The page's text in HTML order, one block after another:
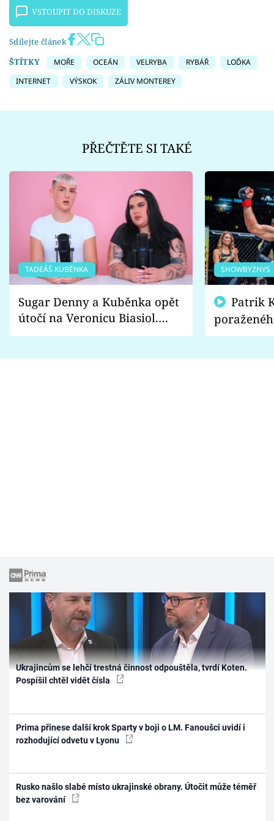
VSTOUPIT DO DISKUZE
Sdílejte článek
ŠTÍTKY
MOŘE OCEÁN VELRYBA RYBÁŘ
LOĎKA
INTERNET
VÝSKOK ZÁLIV MONTEREY
PŘEČTĚTE SI TAKÉ
TADEÁŠ KUBĚNKA
Sugar Denny a Kuběnka opět
útočí na Veronicu Biasiol.
Proč je podle nich falešná a
SHOWBYZNYS
fanoušci
Ukrajincům se lehčí trestná činnost odpouštěla, tvrdí Koten.
Pospíšil chtěl vidět čísla
Prima přinese další krok Sparty v boji o LM. Fanoušci uvidí i
rozhodující odvetu v Lyonu
Rusko našlo slabé místo ukrajinské obrany. Útočit může téměř
bez varování